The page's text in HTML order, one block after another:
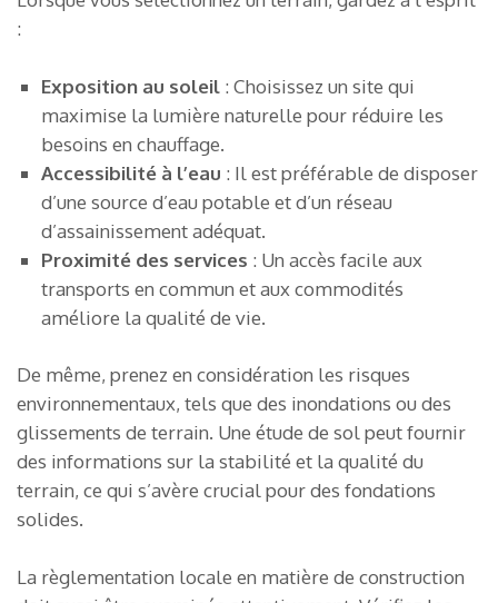
:
Exposition au soleil : Choisissez un site qui
maximise la lumière naturelle pour réduire les
besoins en chauffage.
Accessibilité à l’eau : Il est préférable de disposer
d’une source d’eau potable et d’un réseau
d’assainissement adéquat.
Proximité des services : Un accès facile aux
transports en commun et aux commodités
améliore la qualité de vie.
De même, prenez en considération les risques
environnementaux, tels que des inondations ou des
glissements de terrain. Une étude de sol peut fournir
des informations sur la stabilité et la qualité du
terrain, ce qui s’avère crucial pour des fondations
solides.
La règlementation locale en matière de construction